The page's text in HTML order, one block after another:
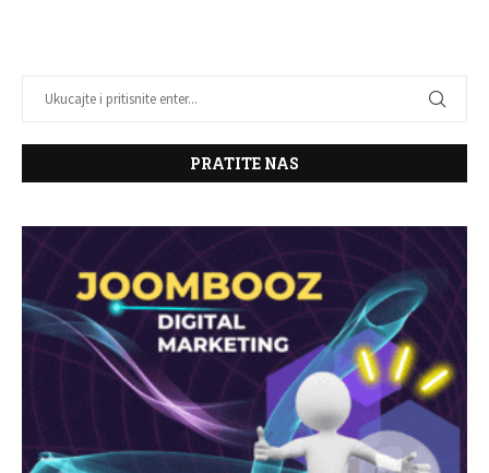
PRATITE NAS